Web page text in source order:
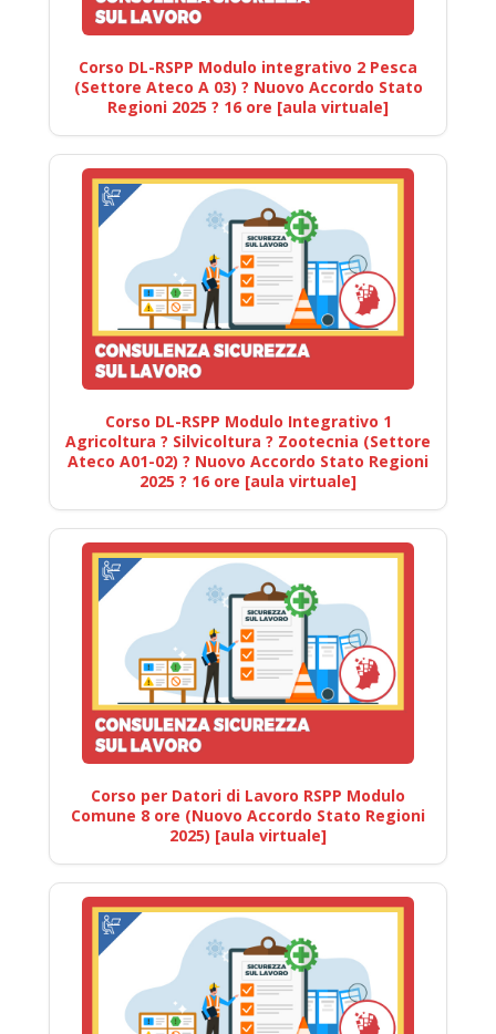
Corso DL-RSPP Modulo integrativo 2 Pesca
(Settore Ateco A 03) ? Nuovo Accordo Stato
Regioni 2025 ? 16 ore [aula virtuale]
Corso DL-RSPP Modulo Integrativo 1
Agricoltura ? Silvicoltura ? Zootecnia (Settore
Ateco A01-02) ? Nuovo Accordo Stato Regioni
2025 ? 16 ore [aula virtuale]
Corso per Datori di Lavoro RSPP Modulo
Comune 8 ore (Nuovo Accordo Stato Regioni
2025) [aula virtuale]